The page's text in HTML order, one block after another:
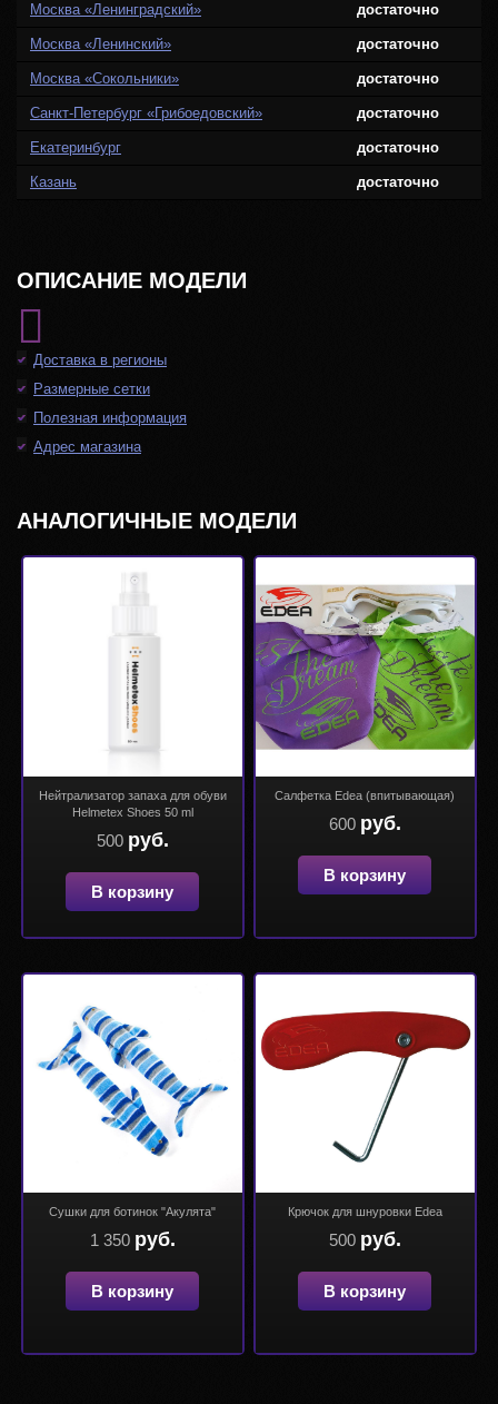
Москва «Ленинградский» достаточно
Москва «Ленинский» достаточно
Москва «Сокольники» достаточно
Санкт-Петербург «Грибоедовский» достаточно
Екатеринбург достаточно
Казань достаточно
ОПИСАНИЕ МОДЕЛИ
Доставка в регионы
Размерные сетки
Полезная информация
Адрес магазина
АНАЛОГИЧНЫЕ МОДЕЛИ
Нейтрализатор запаха для обуви
Helmetex Shoes 50 ml
500 руб.
В корзину
Салфетка Edea (впитывающая)
600 руб.
В корзину
Сушки для ботинок "Акулята"
1 350 руб.
В корзину
Крючок для шнуровки Edea
500 руб.
В корзину